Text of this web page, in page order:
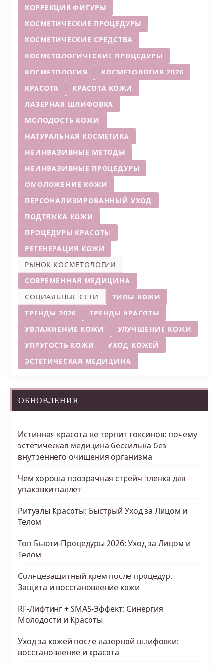
КОРРЕКЦИЯ ФИГУРЫ
КОСМЕТИЧЕСКИЕ ПРОЦЕДУРЫ
КОСМЕТИЧЕСКИЕ СРЕДСТВА
КОСМЕТОЛОГИЧЕСКИЕ ПРОЦЕДУРЫ
КОСМЕТОЛОГИЯ
КОСМЕТОЛОГИЯ 2026
КРАСОТА
КРАСОТА КОЖИ
ЛАЗЕРНАЯ ШЛИФОВКА
МОЛОДОСТЬ КОЖИ
НАТУРАЛЬНАЯ КОСМЕТИКА
НЕИНВАЗИВНЫЕ МЕТОДЫ
НЕИНВАЗИВНЫЕ ПРОЦЕДУРЫ
ОМОЛОЖЕНИЕ КОЖИ
ПЕРСОНАЛИЗИРОВАННЫЙ УХОД
ПОДТЯЖКА КОЖИ
ПРОЦЕДУРЫ КРАСОТЫ
РЕГЕНЕРАЦИЯ КОЖИ
РЫНОК КОСМЕТОЛОГИИ
СОВРЕМЕННАЯ МЕДИЦИНА
СОЦИАЛЬНЫЕ СЕТИ
ТИПЫ КОЖИ
ТРЕНДЫ 2026
ТРЕНДЫ КРАСОТЫ
УВЛАЖНЕНИЕ КОЖИ
УЛУЧШЕНИЕ КОЖИ
УПРУГОСТЬ КОЖИ
УХОД КОЖЕЙ
ЭСТЕТИЧЕСКАЯ МЕДИЦИНА
ОБНОВЛЕНИЯ
Истинная красота не терпит токсинов: почему
эстетическая медицина бессильна без
внутреннего очищения организма
Чем хороша прозрачная стрейч пленка для
упаковки паллет
Ритуалы Красоты: Быстрый Уход за Лицом и
Телом
Топ Бьюти-Процедуры 2026: Уход за Лицом и
Телом
Солнцезащитный крем после процедур:
Защита и восстановление кожи
RF-Лифтинг + SMAS-Эффект: Синергия
Молодости и Красоты
Уход за кожей после лазерной шлифовки:
восстановление и красота